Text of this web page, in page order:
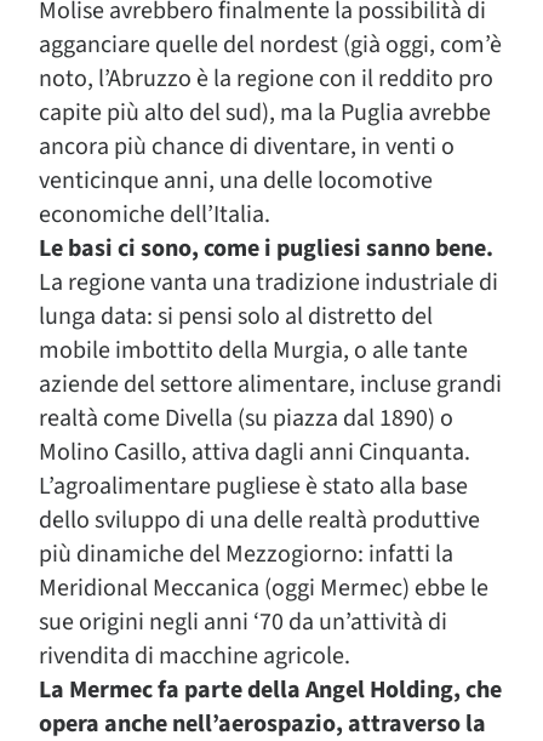
Molise avrebbero finalmente la possibilità di
agganciare quelle del nordest (già oggi, com’è
noto, l’Abruzzo è la regione con il reddito pro
capite più alto del sud), ma la Puglia avrebbe
ancora più chance di diventare, in venti o
venticinque anni, una delle locomotive
economiche dell’Italia.
Le basi ci sono, come i pugliesi sanno bene.
La regione vanta una tradizione industriale di
lunga data: si pensi solo al distretto del
mobile imbottito della Murgia, o alle tante
aziende del settore alimentare, incluse grandi
realtà come Divella (su piazza dal 1890) o
Molino Casillo, attiva dagli anni Cinquanta.
L’agroalimentare pugliese è stato alla base
dello sviluppo di una delle realtà produttive
più dinamiche del Mezzogiorno: infatti la
Meridional Meccanica (oggi Mermec) ebbe le
sue origini negli anni ‘70 da un’attività di
rivendita di macchine agricole.
La Mermec fa parte della Angel Holding, che
opera anche nell’aerospazio, attraverso la